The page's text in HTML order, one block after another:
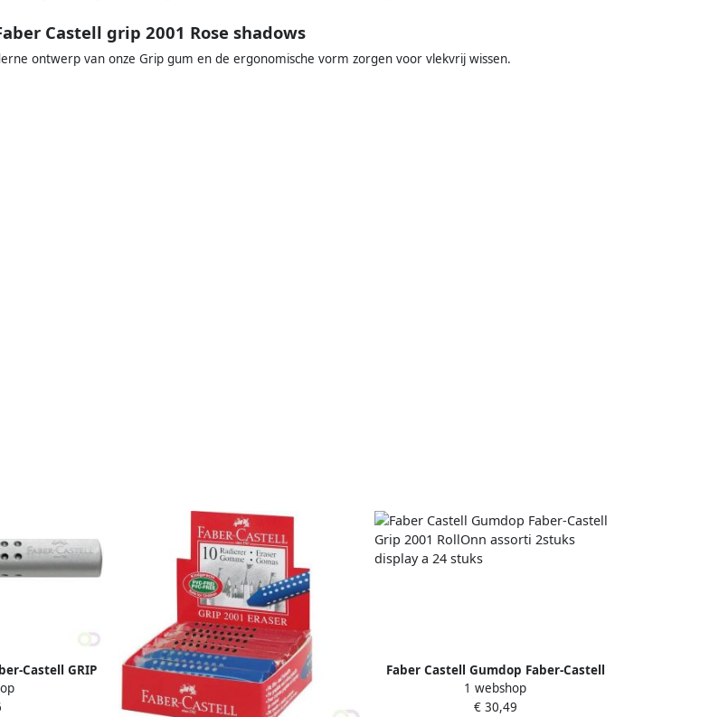
Castell grip 2001 Rose shadows
ontwerp van onze Grip gum en de ergonomische vorm zorgen voor vlekvrij wissen.
Castell GRIP
Faber Castell Gumdop Faber-Castell
Grip 2001 RollOnn assorti 2stuks
display a 24 stuks
1 webshop
€ 30,49